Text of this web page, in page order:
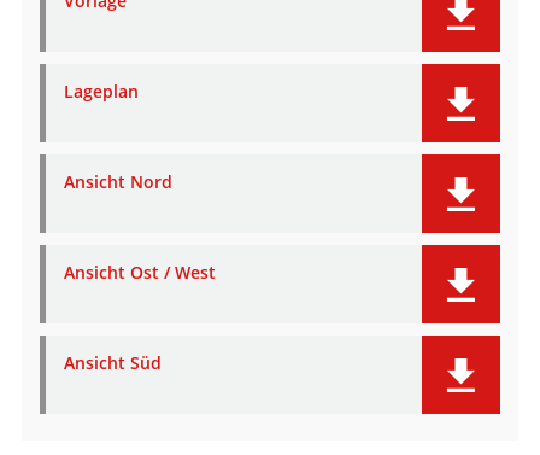
Lageplan
Ansicht Nord
Ansicht Ost / West
Ansicht Süd